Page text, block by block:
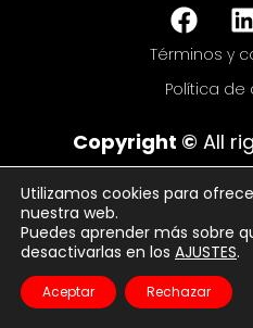
Términos y
Política
Copyright © All
Utilizamos cookies para
nuestra web.
Puedes aprender más sobre
desactivarlas en los AJUSTES.
Aceptar Rechazar